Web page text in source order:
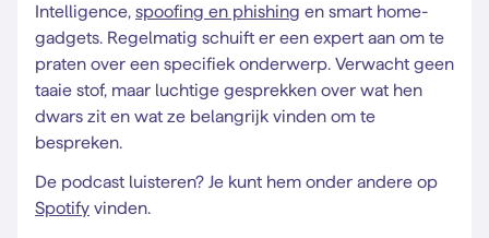
Intelligence, spoofing en phishing en smart home-
gadgets. Regelmatig schuift er een expert aan om te
praten over een specifiek onderwerp. Verwacht geen
taaie stof, maar luchtige gesprekken over wat hen
dwars zit en wat ze belangrijk vinden om te
bespreken.
De podcast luisteren? Je kunt hem onder andere op
Spotify vinden.